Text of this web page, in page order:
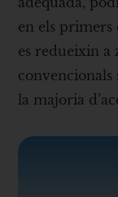
en els primers
es redueixin a
convencionals
la majoria